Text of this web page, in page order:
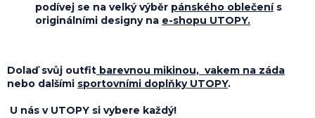
podívej se na velký výběr pánského oblečenís
originálními designy na e-shopu UTOPY.
Dolaď svůj outfit barevnou mikinou, vakem na záda
nebo dalšími sportovními doplňky UTOPY.
U nás v UTOPY si vybere každý!